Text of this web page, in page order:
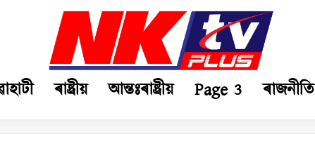
ৰাষ্ট্ৰীয় আন্তঃৰাষ্ট্ৰীয় Page 3 ৰাজনীতি